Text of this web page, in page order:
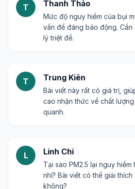
T Thanh Thảo
Mức độ nguy hiểm của bụi
vấn đề đáng báo động.
lý triệt để.
T Trung Kiên
Bài viết này rất có giá trị,
cao nhận thức về chất
quanh.
L Linh Chi
Tại sao PM2.5 lại nguy
nhỉ? Bài viết có thể giải
không?